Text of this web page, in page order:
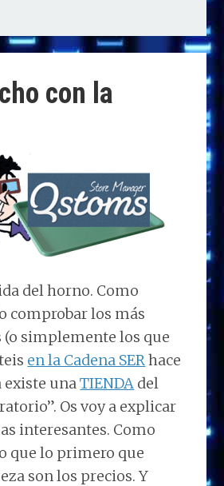
con la
del horno. Como
comprobar los más
(o simplemente los que
en la Cadena SER hace
existe unaTIENDA del
Os voy a explicar
interesantes. Como
que lo primero que
son los precios. Y